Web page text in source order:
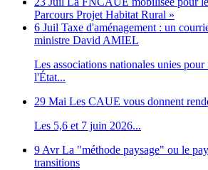
Parcours Projet Habitat Rural »
6 Juil Taxe d'aménagement : un
ministre David AMIEL
Les associations nationales unies
l'État...
29 Mai Les CAUE vous donnent
Les 5,6 et 7 juin 2026...
9 Avr La "méthode paysage" ou le
transitions